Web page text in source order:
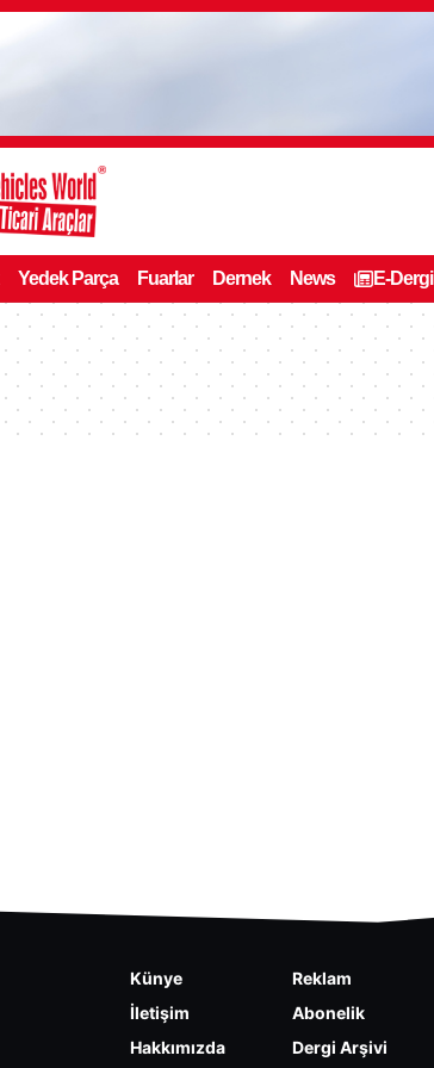
Yedek Parça Fuarlar Dernek News E-Dergi
Künye
İletişim
Hakkımızda
Reklam
Abonelik
Dergi Arşivi